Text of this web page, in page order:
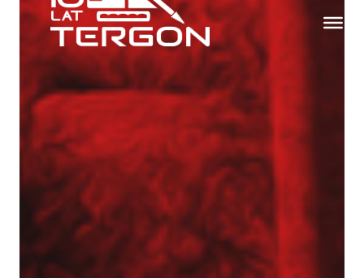
Kariéra
Kontakt
O nás
Náš tým
Strojový park
Realizace
Reference
Služby
Zpevnění zeminy a speciální základy